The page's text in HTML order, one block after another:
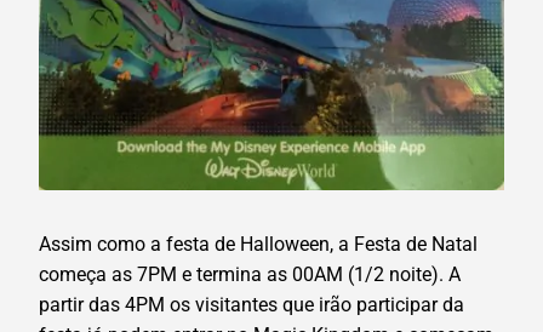
Assim como a festa de Halloween, a Festa de Natal
começa as 7PM e termina as 00AM (1/2 noite). A
partir das 4PM os visitantes que irão participar da